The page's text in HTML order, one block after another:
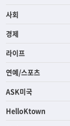
사회
경제
라이프
연예/스포츠
ASK미국
HelloKtown